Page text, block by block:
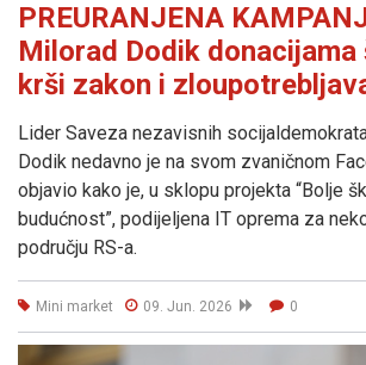
PREURANJENA
Milorad Dodik donacijama
krši zakon i
Lider Saveza nezavisnih
Dodik nedavno je na svom zvaničnom
objavio kako je, u sklopu projekta “Bolje
budućnost”, podijeljena IT oprema za
području RS-a.
Mini market 09. Jun. 2026 0